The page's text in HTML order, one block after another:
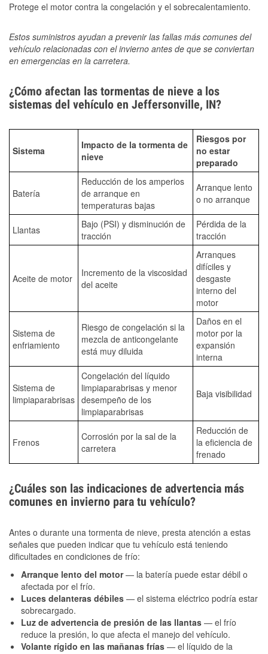
Protege el motor contra la congelación y el sobrecalentamiento.
Estos suministros ayudan a prevenir las fallas más comunes del
vehículo relacionadas con el invierno antes de que se conviertan
en emergencias en la carretera.
¿Cómo afectan las tormentas de nieve a los
sistemas del vehículo en Jeffersonville, IN?
Sistema
Impacto de la tormenta de
nieve
Riesgos por
no estar
preparado
Batería
Reducción de los amperios
de arranque en
temperaturas bajas
Arranque lento
o no arranque
Llantas
Bajo (PSI) y disminución de
tracción
Pérdida de la
tracción
Aceite de motor
Incremento de la viscosidad
del aceite
Arranques
difíciles y
desgaste
interno del
motor
Sistema de
enfriamiento
Riesgo de congelación si la
mezcla de anticongelante
está muy diluida
Daños en el
motor por la
expansión
interna
Sistema de
limpiaparabrisas
Congelación del líquido
limpiaparabrisas y menor
desempeño de los
limpiaparabrisas
Baja visibilidad
Frenos
Corrosión por la sal de la
carretera
Reducción de
la eficiencia de
frenado
¿Cuáles son las indicaciones de advertencia más
comunes en invierno para tu vehículo?
Antes o durante una tormenta de nieve, presta atención a estas
señales que pueden indicar que tu vehículo está teniendo
dificultades en condiciones de frío:
Arranque lento del motor— la batería puede estar débil o
afectada por el frío.
Luces delanteras débiles — el sistema eléctrico podría estar
sobrecargado.
Luz de advertencia de presión de las llantas — el frío
reduce la presión, lo que afecta el manejo del vehículo.
Volante rígido en las mañanas frías — el líquido de la